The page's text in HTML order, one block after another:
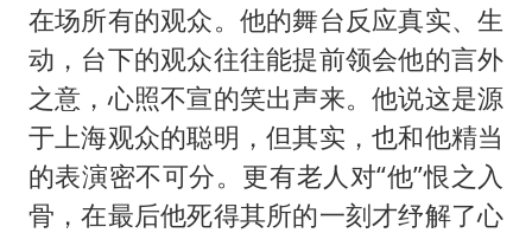
在场所有的观众。他的舞台反应真实、生
动，台下的观众往往能提前领会他的言外
之意，心照不宣的笑出声来。他说这是源
于上海观众的聪明，但其实，也和他精当
的表演密不可分。更有老人对“他”恨之入
骨，在最后他死得其所的一刻才纾解了心